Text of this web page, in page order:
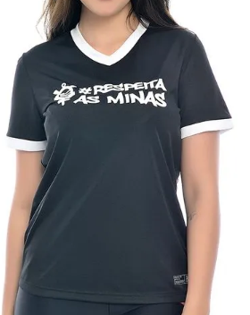
7º
mr kitsch
8
calça masculina
º
jaqueta masculina
10
jaqueta feminina